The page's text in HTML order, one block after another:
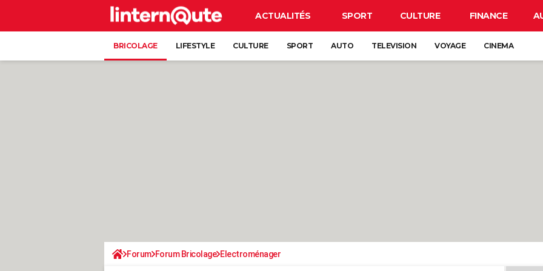
ACTUALITÉS SPORT CULTURE FINANCE
BRICOLAGE LIFESTYLE CULTURE SPORT AUTO TELEVISION VOYAGE CINEMA
Forum Forum Bricolage Electroménager